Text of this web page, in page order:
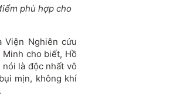
phù hợp cho
Viện Nghiên cứu
cho biết, Hồ
là độc nhất vô
mịn, không khí